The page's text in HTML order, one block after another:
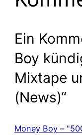
Ein
Boy
Mixtape
(News)“
Money Boy –